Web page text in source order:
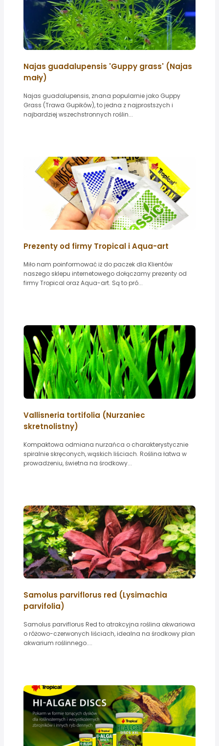
Najas guadalupensis 'Guppy grass' (Najas
mały)
Najas guadalupensis, znana popularnie jako Guppy
Grass (Trawa Gupików), to jedna z najprostszych i
najbardziej wszechstronnych roślin...
Prezenty od firmy Tropical i Aqua-art
Miło nam poinformować iż do paczek dla Klientów
naszego sklepu internetowego dołączamy prezenty od
firmy Tropical oraz Aqua-art. Są to pró...
Vallisneria tortifolia (Nurzaniec
skretnolistny)
Kompaktowa odmiana nurzańca o charakterystycznie
spiralnie skręconych, wąskich liściach. Roślina łatwa w
prowadzeniu, świetna na środkowy...
Samolus parviflorus red (Lysimachia
parvifolia)
Samolus parviflorus Red to atrakcyjna roślina akwariowa
o różowo-czerwonych liściach, idealna na środkowy plan
akwarium roślinnego....